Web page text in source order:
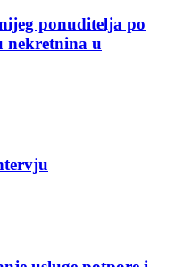
ponuditelja po
nekretnina u